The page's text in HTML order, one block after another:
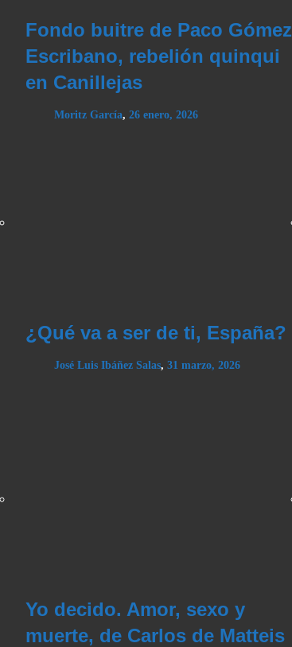
Fondo buitre de Paco Gómez
Escribano, rebelión quinqui
en Canillejas
Moritz García, 26 enero, 2026
¿Qué va a ser de ti, España?
José Luis Ibáñez Salas, 31 marzo, 2026
Yo decido. Amor, sexo y
muerte, de Carlos de Matteis